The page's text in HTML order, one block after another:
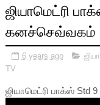
ஜியாமெட்ரி
கனச்செவ்வகம்
6 years ago
TV
ஜியாமெட்ரி பாக்ஸ் Std